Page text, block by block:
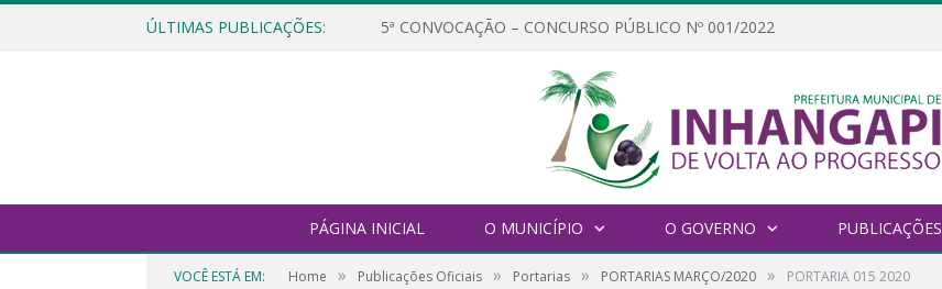
ÚLTIMAS PUBLICAÇÕES: 5ª CONVOCAÇÃO – CONCURSO PÚBLICO Nº 001/2022
PÁGINA INICIAL O MUNICÍPIO O GOVERNO PUBLICAÇÕES
VOCÊ ESTÁ EM: Home » Publicações Oficiais » Portarias » PORTARIAS MARÇO/2020 » PORTARIA 015 2020